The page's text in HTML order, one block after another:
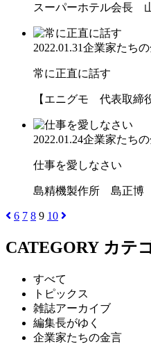
スーパーホテル会長
2022.01.31企業家たち
常に正直に話す
【エニグモ 代表取締
2022.01.24企業家たち
仕事を愛しなさい
島精機製作所 島正博
6 7 8 9 10
CATEGORY カテ
すべて
トピックス
雑誌アーカイブ
編集長がゆく
企業家たちの金言